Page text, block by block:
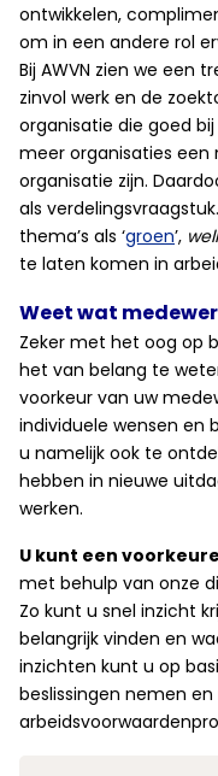
ontwikkelen,
om in een andere rol
Bij AWVN zien we een
zinvol werk en de
organisatie die goed
meer organisaties
organisatie zijn.
als
thema’s als ‘groen’,
te laten komen in
Weet wat
Zeker met het oog op
het van belang te
voorkeur van uw
individuele wensen en
u namelijk ook te
hebben in nieuwe
werken.
U kunt een
met behulp van onze
Zo kunt u snel inzicht
belangrijk vinden en
inzichten kunt u op
beslissingen nemen